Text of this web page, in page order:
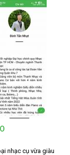
nhạc cụ vừa giàu